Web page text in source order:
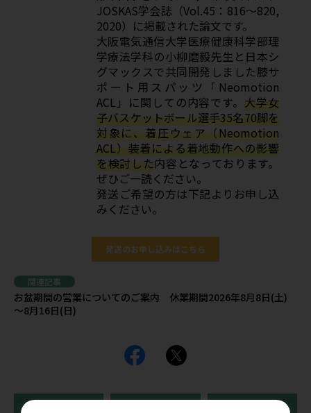
JOSKAS学会誌（Vol.45：816～820,
2020）に掲載された論文です。
大阪電気通信大学医療健康科学部理
学療法学科の小柳磨毅先生と日本シ
グマックスで共同開発しました膝サ
ポート用スパッツ「Neomotion
ACL」に関しての内容です。 大学女
子バスケットボール選手35名70脚を
対象に、着圧ウェア（Neomotion
ACL）装着による着地動作への影響
を検討した内容となっております。
ぜひご一読ください。
発送ご希望の方は下記よりお申し込
みください。
発送のお申し込みはこちら
関連記事
お盆期間の営業についてのご案内 休業期間2026年8月8日(土)
～8月16日(日)